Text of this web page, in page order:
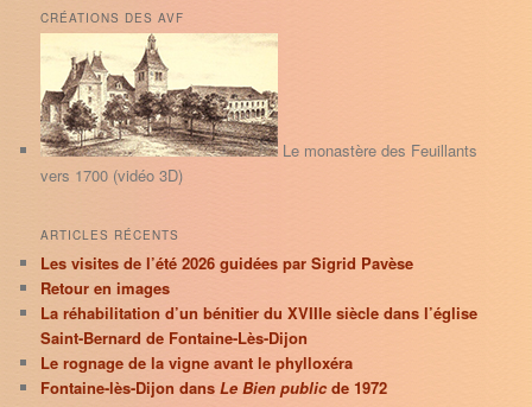
h
e
r
h
e
CRÉATIONS DES AVF
Le monastère des Feuillants
vers 1700 (vidéo 3D)
ARTICLES RÉCENTS
Les visites de l’été 2026 guidées par Sigrid Pavèse
Retour en images
La réhabilitation d’un bénitier du XVIIIe siècle dans l’église
Saint-Bernard de Fontaine-Lès-Dijon
Le rognage de la vigne avant le phylloxéra
Fontaine-lès-Dijon dansLe Bien publicde 1972